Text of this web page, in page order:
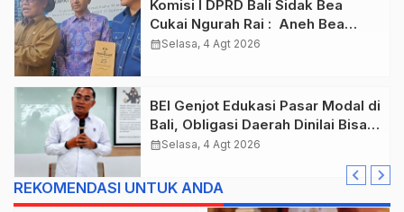
Komisi I DPRD Bali Sidak Bea
Cukai Ngurah Rai : Aneh Bea
Cukai Tolak berikan List Data
calendar_monthSelasa, 4 Agt 2026
BEI Genjot Edukasi Pasar Modal di
Bali, Obligasi Daerah Dinilai Bisa
Jadi Mesin Percepatan
calendar_monthSelasa, 4 Agt 2026
REKOMENDASI UNTUK ANDA